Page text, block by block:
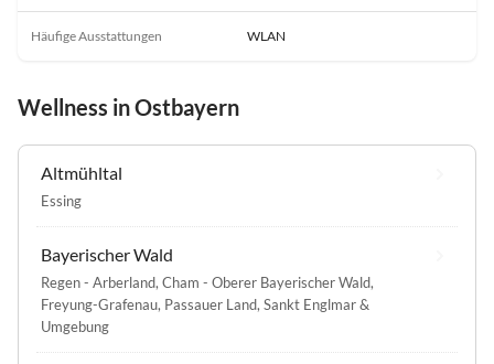
Häufige Ausstattungen WLAN
Wellness in Ostbayern
Altmühltal
Essing
Bayerischer Wald
Regen - Arberland, Cham - Oberer Bayerischer Wald,
Freyung-Grafenau, Passauer Land, Sankt Englmar &
Umgebung